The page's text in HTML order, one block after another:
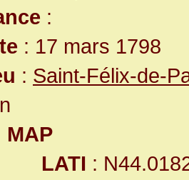
:
: 17 mars 1798
: Saint-Félix-de-
MAP
LATI :